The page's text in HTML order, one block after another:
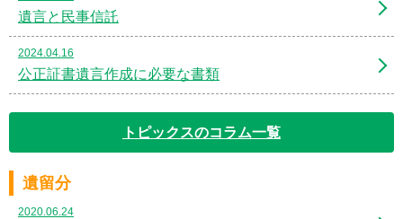
遺言と民事信託
2024.04.16
公正証書遺言作成に必要な書類
トピックスのコラム一覧
遺留分
2020.06.24